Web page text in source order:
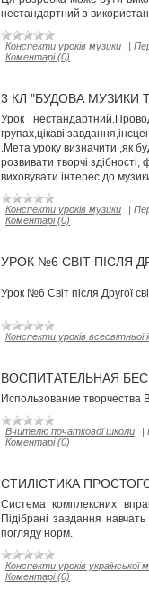
нестандартний з
Конспекти уроків музики |
Коментарі (0)
3 КЛ "БУДОВА МУЗИКИ
Урок
групах,цікаві
.Мета уроку визначити ,як
розвивати творчі здібності,
виховувати інтерес до
Конспекти уроків музики |
Коментарі (0)
УРОК №6 СВІТ ПІСЛЯ
Урок №6 Світ після Другої
Конспекти уроків всесвітньої
ВОСПИТАТЕЛЬНАЯ
Использование творчества
Вчителю початкової школи |
Коментарі (0)
СТИЛІСТИКА
Система комплексних
Підібрані завдання
погляду норм.
Конспекти уроків української
Коментарі (0)